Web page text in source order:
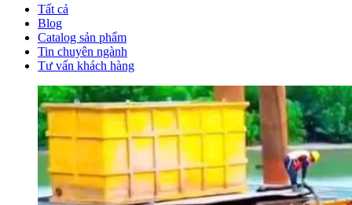
Tất cả
Blog
Catalog sản phẩm
Tin chuyên ngành
Tư vấn khách hàng